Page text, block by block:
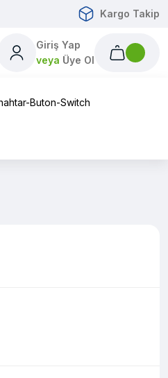
Kargo Takip
Giriş Yap
veya Üye Ol
Buton-Switch